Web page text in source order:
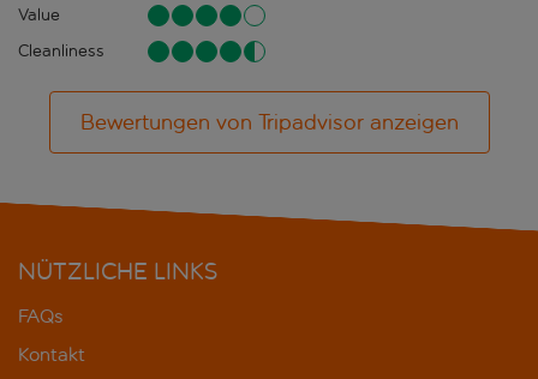
Value
Cleanliness
Bewertungen von Tripadvisor anzeigen
NÜTZLICHE LINKS
FAQs
Kontakt